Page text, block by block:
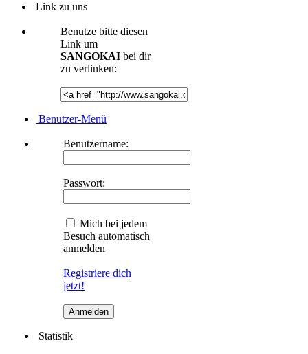
Link zu uns
Benutze bitte diesen
Link um
SANGOKAI bei dir
zu verlinken:
Benutzer-Menü
Benutzername:
Passwort:
Mich bei jedem
Besuch automatisch
anmelden
Registriere dich
jetzt!
Statistik